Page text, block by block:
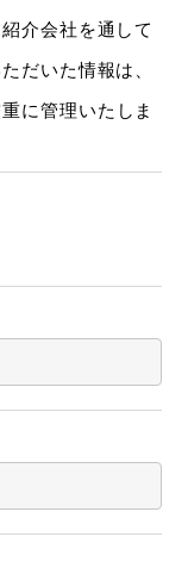
介会社を通して
だいた情報は、
に管理いたしま